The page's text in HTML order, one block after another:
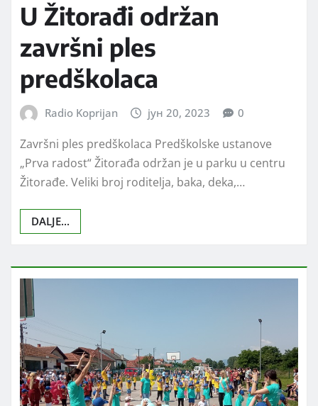
U Žitorađi održan
završni ples
predškolaca
Radio Koprijan јун 20, 2023 0
Završni ples predškolaca Predškolske ustanove
„Prva radost“ Žitorađa održan je u parku u centru
Žitorađe. Veliki broj roditelja, baka, deka,…
DALJE...